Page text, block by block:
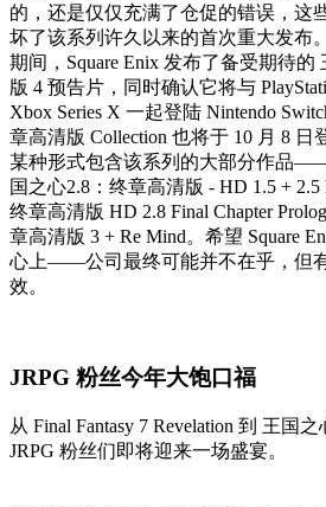
的，还是仅仅充满了仓促的错误，这
坏了该系列许久以来的首次重大发布
期间，Square Enix 发布了备受期待的
版 4 预告片，同时确认它将与
Xbox Series X 一起登陆 Nintendo
章高清版 Collection 也将于 10 月 8 日
某种形式包含该系列的大部分作品
国之心2.8：终章高清版 - HD 1.5 + 2.5
终章高清版 HD 2.8 Final Chapter
章高清版 3 + Re Mind。希望 Square
心上——公司最终可能并不在乎，但
效。
JRPG 粉丝今年大饱口福
从 Final Fantasy 7 Revelation 到 王国
JRPG 粉丝们即将迎来一场盛宴。